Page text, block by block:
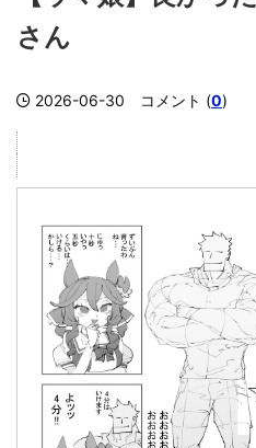
さん
2026-06-30 コメント (0)